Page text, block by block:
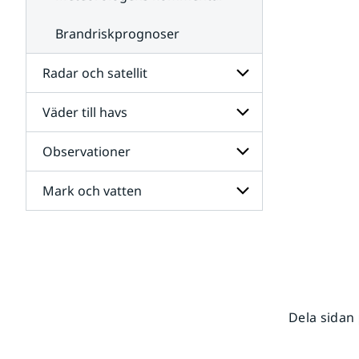
Brandriskprognoser
Radar och satellit
Undersidor
för
Radar
och
satellit
Väder till havs
Undersidor
för
Väder
till
havs
Observationer
Undersidor
för
Mark och vatten
Dela sidan